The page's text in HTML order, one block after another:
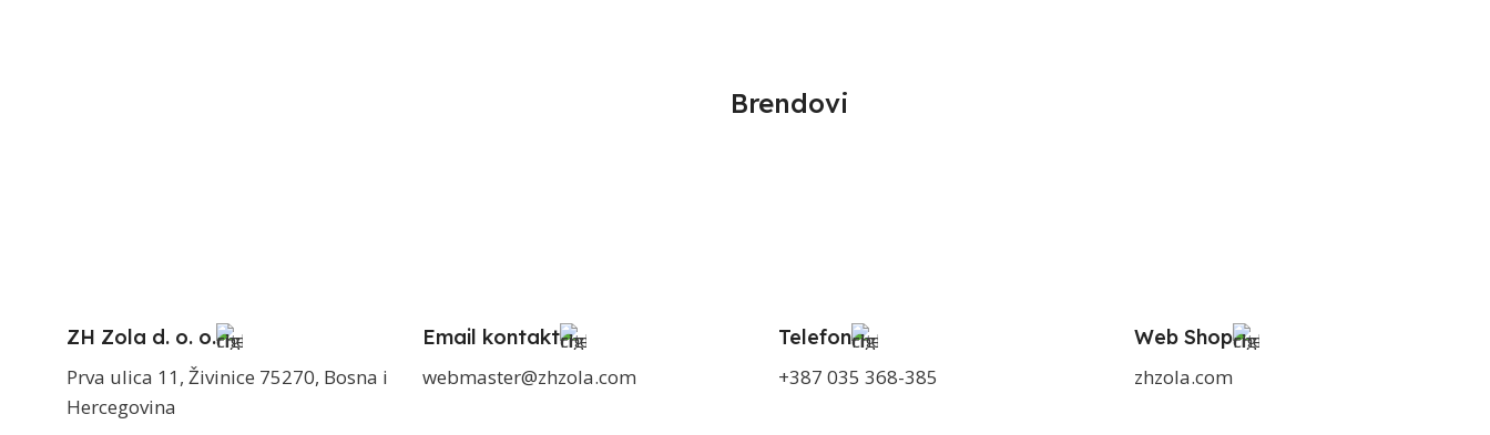
Brendovi
ZH Zola d. o. o.
Prva ulica 11, Živinice 75270, Bosna i
Hercegovina
Email kontakt
webmaster@zhzola.com
Telefon
+387 035 368-385
Web Shop
zhzola.com